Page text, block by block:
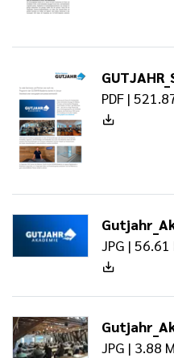
PDF |
JPG | 56.61
JPG | 3.88